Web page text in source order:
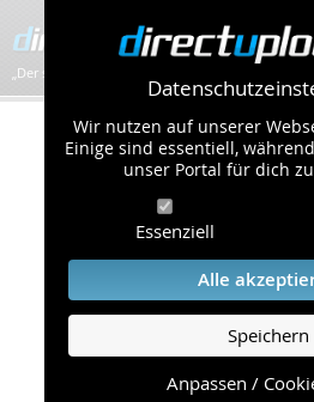
Wir nutzen auf unserer
Einige sind essentiell,
unser Portal für dich
Essenziell
Alle
Speichern
Anpassen /
„Der schnellste Bilder-Hoster im Web!”
Kontakt &
Um eine schnelle und
Bearbeitung Ihres Problems
bitten wir Sie,
folgende Punkte zu
Die schnellste Hilfe finden
Seite, die die häufig